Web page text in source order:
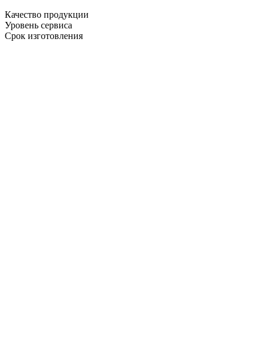
Качество продукции
Уровень сервиса
Срок изготовления